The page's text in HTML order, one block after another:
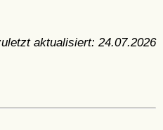
aktualisiert: 24.07.2026